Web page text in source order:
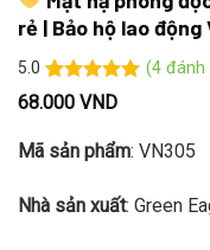
rẻ | Bảo hộ lao động
5.0
5.0trên 5
dựa trên
4
(4đánh
68.000 VND
Mã sản phẩm: VN305
Nhà sản xuất: Green